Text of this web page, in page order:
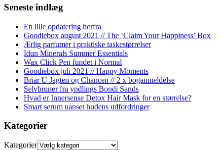
Seneste indlæg
En lille opdatering herfra
Goodiebox august 2021 // The ‘Claim Your Happiness’ Box
Ærlig parfumer i praktiske taskestørrelser
Idun Minerals Summer Essentials
Wax Click Pen fundet i Normal
Goodiebox juli 2021 // Happy Moments
Briar U Jagten og Chancen // 2 x boganmeldelse
Selvbruner fra yndlings Bondi Sands
Hvad er Innersense Detox Hair Mask for en størrelse?
Smart serum uanset hudens udfordringer
Kategorier
Kategorier